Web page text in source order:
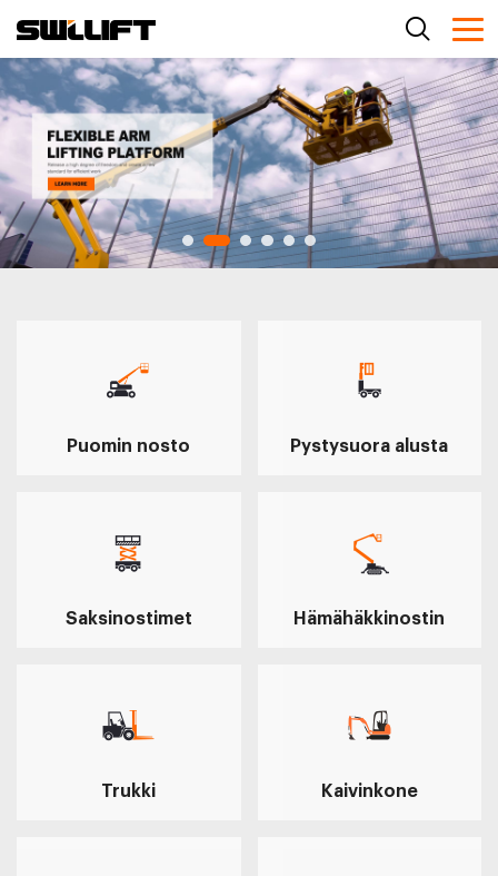
Puomin nosto Pystysuora alusta
Saksinostimet Hämähäkkinostin
Trukki Kaivinkone